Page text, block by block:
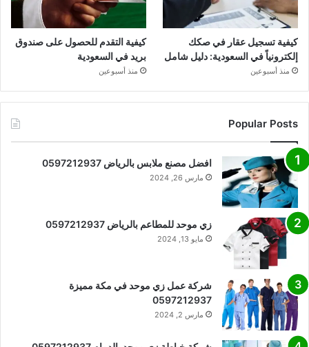
كيفية تسجيل عقار في صكك
إلكترونياً في السعودية: دليل شامل
منذ أسبوعين
كيفية التقدم للحصول على صندوق
بريد في السعودية
منذ أسبوعين
Popular Posts
افضل مصنع ملابس بالرياض 0597212937
مارس 26, 2024
زي موحد للمطاعم بالرياض 0597212937
مايو 13, 2024
شركة عمل زي موحد في مكة مميزة
0597212937
مارس 2, 2024